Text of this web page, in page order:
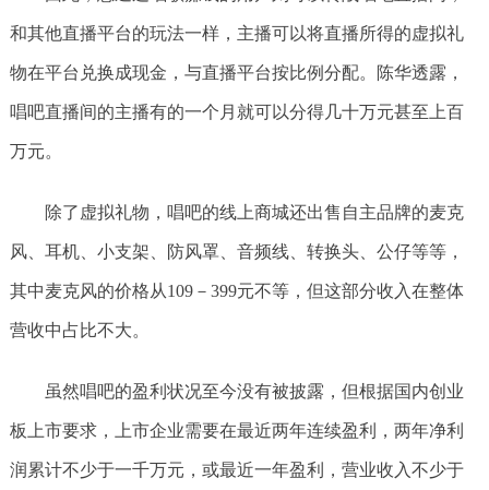
和其他直播平台的玩法一样，主播可以将直播所得的虚拟礼
物在平台兑换成现金，与直播平台按比例分配。陈华透露，
唱吧直播间的主播有的一个月就可以分得几十万元甚至上百
万元。
除了虚拟礼物，唱吧的线上商城还出售自主品牌的麦克
风、耳机、小支架、防风罩、音频线、转换头、公仔等等，
其中麦克风的价格从109－399元不等，但这部分收入在整体
营收中占比不大。
虽然唱吧的盈利状况至今没有被披露，但根据国内创业
板上市要求，上市企业需要在最近两年连续盈利，两年净利
润累计不少于一千万元，或最近一年盈利，营业收入不少于